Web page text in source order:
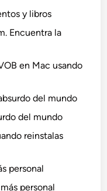
y libros
Encuentra la
en Mac usando
del mundo
del mundo
reinstalas
personal
personal